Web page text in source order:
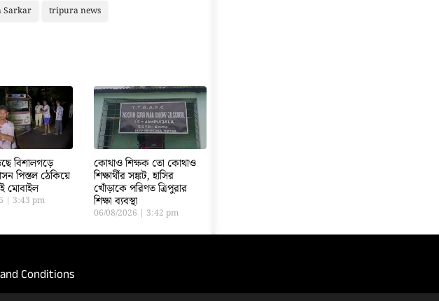
Sarkar tripura news
বিশালগড়ে
পিস্তল ঠেকিয়ে
মোবাইল
3:43 pm
কোথাও শিক্ষক তো কোথাও
শিক্ষার্থীর সঙ্কট, হাসির
খোঁড়াকে পরিণত ত্রিপুরার
শিক্ষা ব্যবস্থা
06/08/2026 3:42 pm
Conditions